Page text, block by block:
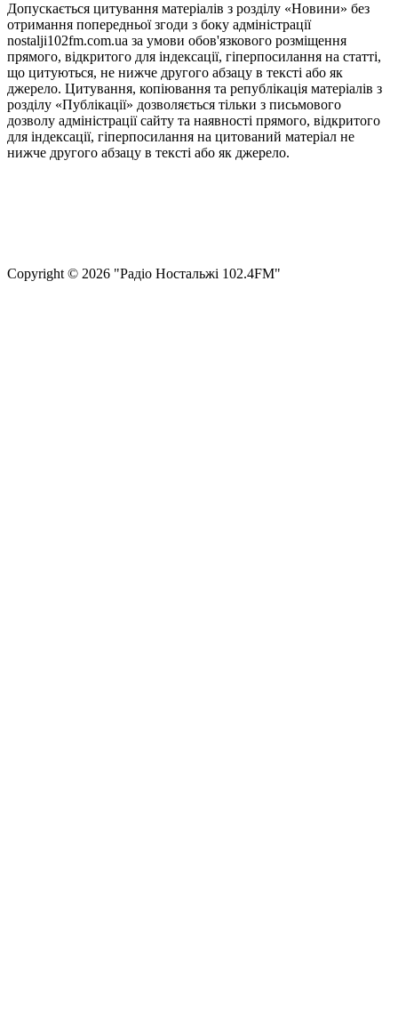
Допускається цитування матеріалів з розділу «Новини» без
отримання попередньої згоди з боку адміністрації
nostalji102fm.com.ua за умови обов'язкового розміщення
прямого, відкритого для індексації, гіперпосилання на статті,
що цитуються, не нижче другого абзацу в тексті або як
джерело. Цитування, копіювання та републікація матеріалів з
розділу «Публікації» дозволяється тільки з письмового
дозволу адміністрації сайту та наявності прямого, відкритого
для індексації, гіперпосилання на цитований матеріал не
нижче другого абзацу в тексті або як джерело.
Сopyright © 2026 "Радіо Ностальжі 102.4FM"